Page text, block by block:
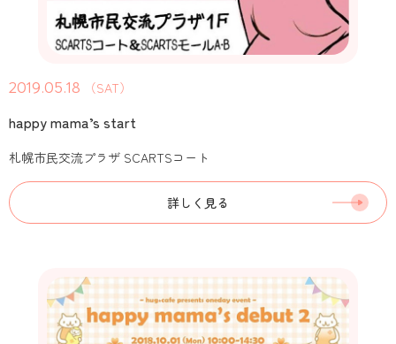
2019.05.18 （SAT）
happy mama’s start
札幌市民交流プラザ SCARTSコート
詳しく見る